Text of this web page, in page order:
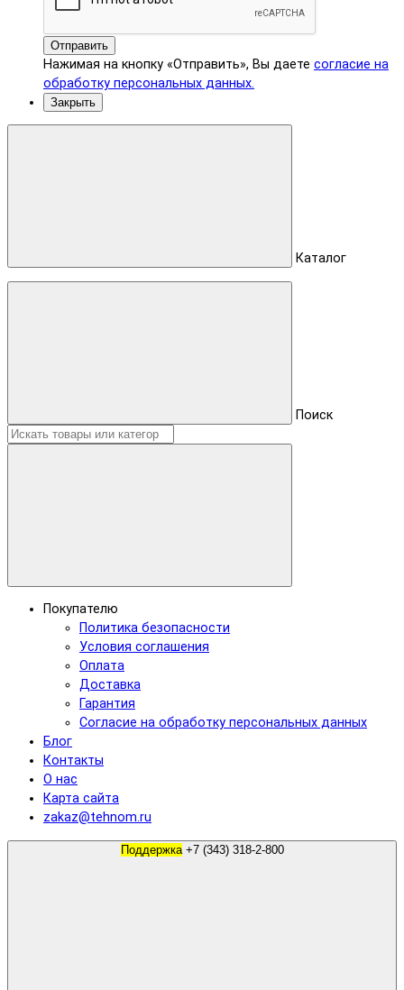
Отправить
Нажимая на кнопку «Отправить», Вы даете согласие на
обработку персональных данных.
Закрыть
Каталог
Поиск
Покупателю
Политика безопасности
Условия соглашения
Оплата
Доставка
Гарантия
Согласие на обработку персональных данных
Блог
Контакты
О нас
Карта сайта
zakaz@tehnom.ru
Поддержка +7 (343) 318-2-800